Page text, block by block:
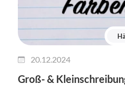
20.12.2024
Groß- &